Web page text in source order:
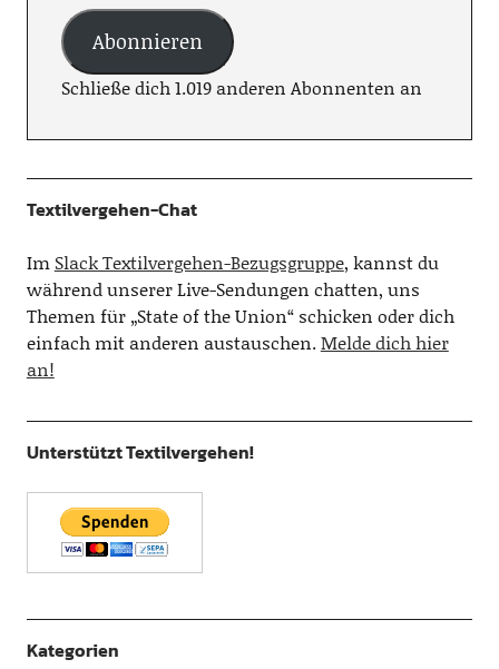
Abonnieren
Schließe dich 1.019 anderen Abonnenten an
Textilvergehen-Chat
Im Slack Textilvergehen-Bezugsgruppe, kannst du
während unserer Live-Sendungen chatten, uns
Themen für „State of the Union“ schicken oder dich
einfach mit anderen austauschen.Melde dich hier
an!
Unterstützt Textilvergehen!
Kategorien